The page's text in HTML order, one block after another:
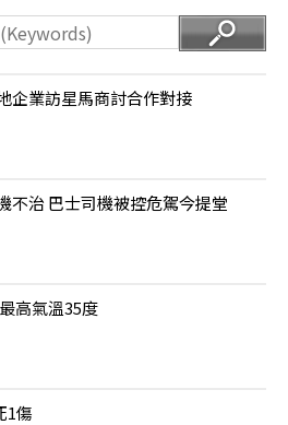
企業訪星馬商討合作對接
不治 巴士司機被控危駕今提堂
高氣溫35度
1傷